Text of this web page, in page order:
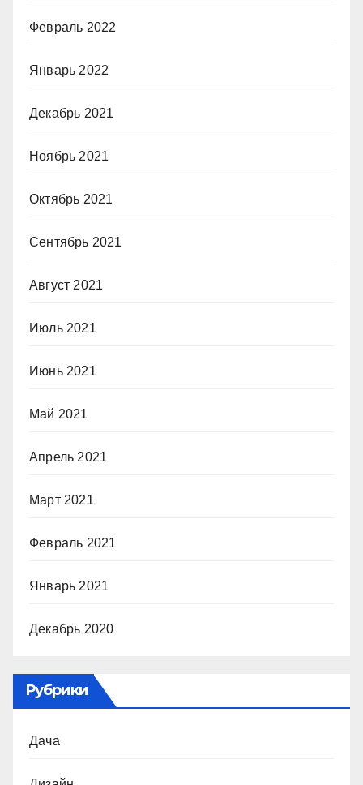
Февраль 2022
Январь 2022
Декабрь 2021
Ноябрь 2021
Октябрь 2021
Сентябрь 2021
Август 2021
Июль 2021
Июнь 2021
Май 2021
Апрель 2021
Март 2021
Февраль 2021
Январь 2021
Декабрь 2020
Рубрики
Дача